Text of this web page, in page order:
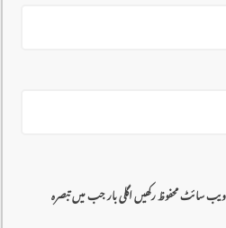
سائٹ محفوظ رکھیں اگلی بار جب میں تبصرہ